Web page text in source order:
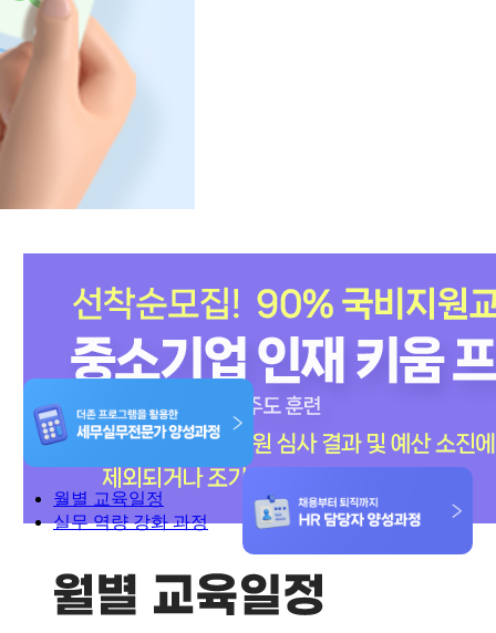
월별 교육일정
실무 역량 강화 과정